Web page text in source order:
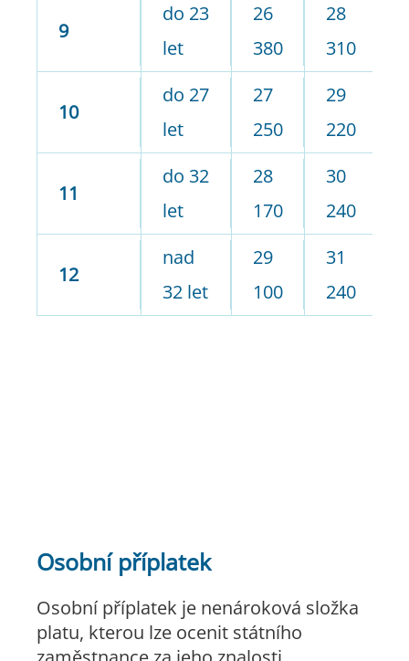
9
do 23
let
26
380
28
310
10
do 27
let
27
250
29
220
11
do 32
let
28
170
30
240
12
nad
32 let
29
100
31
240
Osobní příplatek
Osobní příplatek je nenároková složka
platu, kterou lze ocenit státního